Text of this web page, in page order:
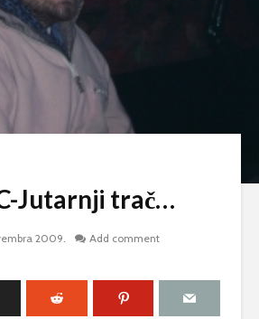
Jutarnji trač…
2009.
Add comment